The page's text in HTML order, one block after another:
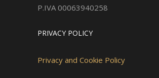
P.IVA 00063940258
PRIVACY POLICY
Privacy and Cookie Policy